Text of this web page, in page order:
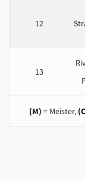
12
13
(M) = Meister,